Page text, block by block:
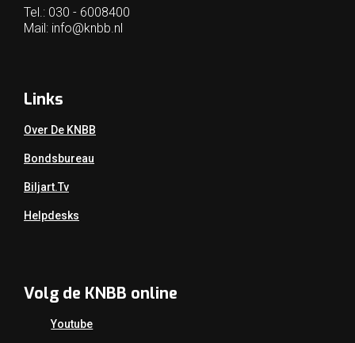
Tel.: 030 - 6008400
Mail: info@knbb.nl
Links
Over De KNBB
Bondsbureau
Biljart.tv
Helpdesks
Volg de KNBB online
Youtube